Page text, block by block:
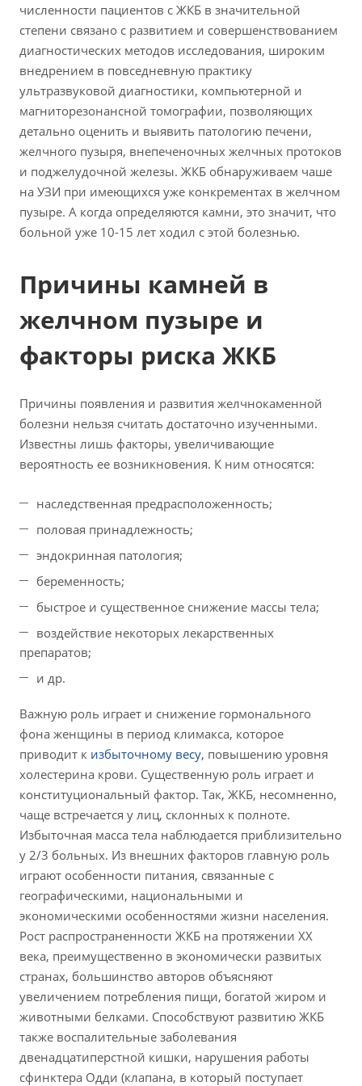
численности пациентов с ЖКБ в значительной
степени связано с развитием и совершенствованием
диагностических методов исследования, широким
внедрением в повседневную практику
ультразвуковой диагностики, компьютерной и
магниторезонансной томографии, позволяющих
детально оценить и выявить патологию печени,
желчного пузыря, внепеченочных желчных протоков
и поджелудочной железы. ЖКБ обнаруживаем чаше
на УЗИ при имеющихся уже конкрементах в желчном
пузыре. А когда определяются камни, это значит, что
больной уже 10-15 лет ходил с этой болезнью.
Причины камней в
желчном пузыре и
факторы риска ЖКБ
Причины появления и развития желчнокаменной
болезни нельзя считать достаточно изученными.
Известны лишь факторы, увеличивающие
вероятность ее возникновения. К ним относятся:
наследственная предрасположенность;
половая принадлежность;
эндокринная патология;
беременность;
быстрое и существенное снижение массы тела;
воздействие некоторых лекарственных
препаратов;
и др.
Важную роль играет и снижение гормонального
фона женщины в период климакса, которое
приводит к избыточному весу, повышению уровня
холестерина крови. Существенную роль играет и
конституциональный фактор. Так, ЖКБ, несомненно,
чаще встречается у лиц, склонных к полноте.
Избыточная масса тела наблюдается приблизительно
у 2/3 больных. Из внешних факторов главную роль
играют особенности питания, связанные с
географическими, национальными и
экономическими особенностями жизни населения.
Рост распространенности ЖКБ на протяжении ХХ
века, преимущественно в экономически развитых
странах, большинство авторов объясняют
увеличением потребления пищи, богатой жиром и
животными белками. Способствуют развитию ЖКБ
также воспалительные заболевания
двенадцатиперстной кишки, нарушения работы
сфинктера Одди (клапана, в который поступает